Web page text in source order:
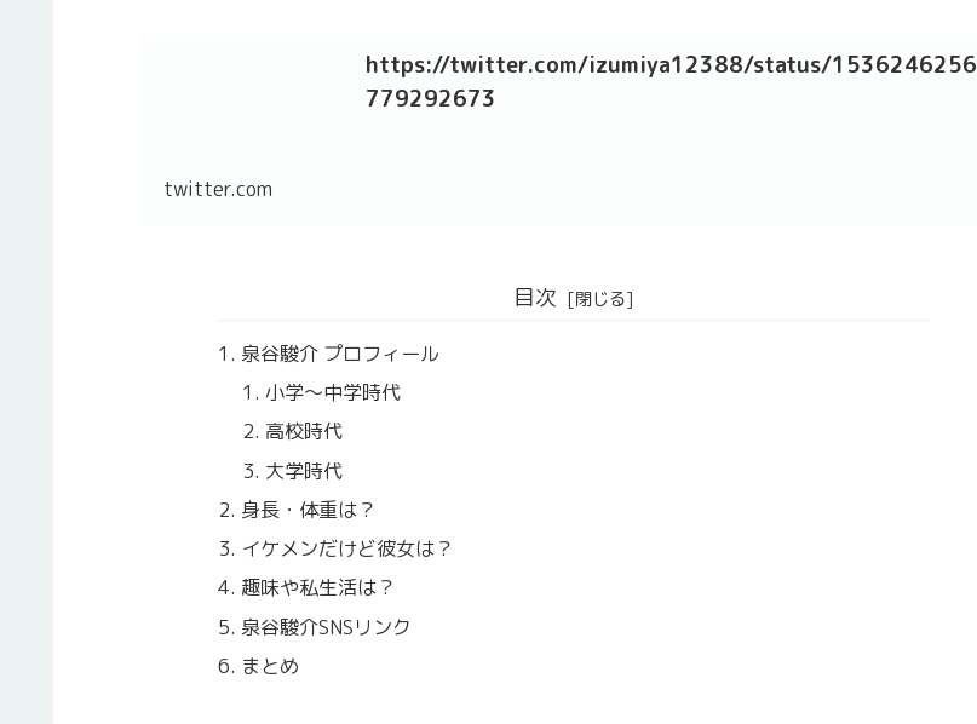
https://twitter.com/izumiya12388/status/1536246256
779292673
twitter.com
目次
泉谷駿介 プロフィール
小学〜中学時代
高校時代
大学時代
身長・体重は？
イケメンだけど彼女は？
趣味や私生活は？
泉谷駿介SNSリンク
まとめ